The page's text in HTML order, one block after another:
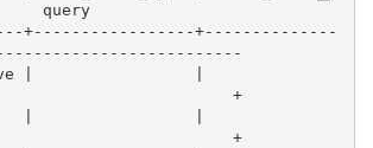
query
+-----------------+--------------
|                 |
+
+